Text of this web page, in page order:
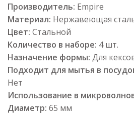
Производитель: Empire
Материал: Нержавеющая
Цвет: Стальной
Количество в наборе: 4 шт.
Назначение формы: Для
Подходит для мытья в
Нет
Использование в
Диаметр: 65 мм